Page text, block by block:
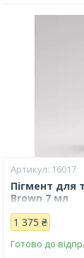
16017
Пігмент для
Brown 7 мл
1 375 ₴
Готово до